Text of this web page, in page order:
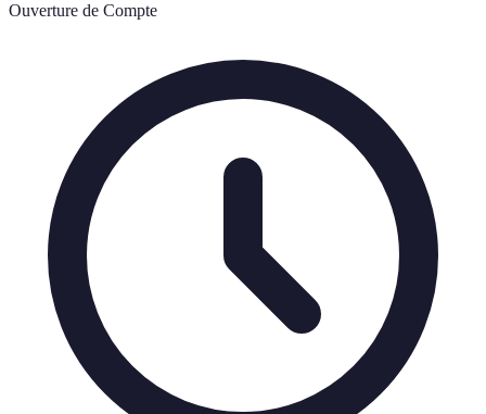
Ouverture de Compte